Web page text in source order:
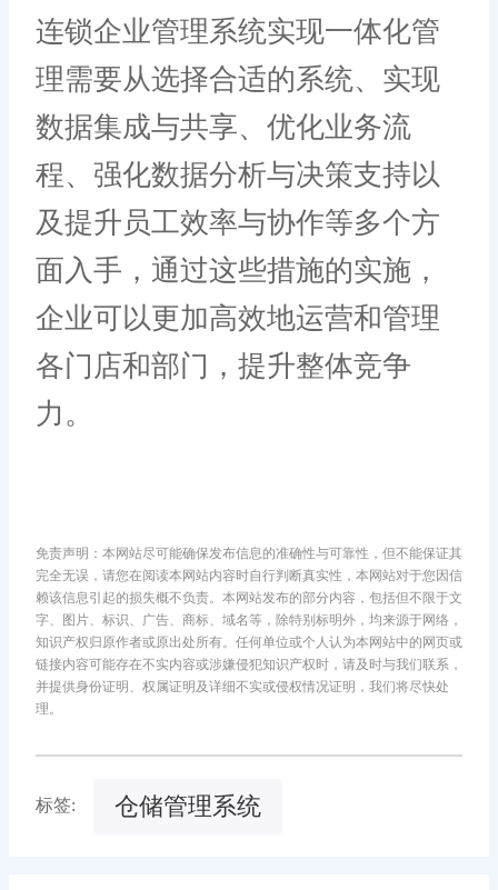
连锁企业管理系统实现一体化管
理需要从选择合适的系统、实现
数据集成与共享、优化业务流
程、强化数据分析与决策支持以
及提升员工效率与协作等多个方
面入手，通过这些措施的实施，
企业可以更加高效地运营和管理
各门店和部门，提升整体竞争
力。
免责声明：本网站尽可能确保发布信息的准确性与可靠性，但不能保证其
完全无误，请您在阅读本网站内容时自行判断真实性，本网站对于您因信
赖该信息引起的损失概不负责。本网站发布的部分内容，包括但不限于文
字、图片、标识、广告、商标、域名等，除特别标明外，均来源于网络，
知识产权归原作者或原出处所有。任何单位或个人认为本网站中的网页或
链接内容可能存在不实内容或涉嫌侵犯知识产权时，请及时与我们联系，
并提供身份证明、权属证明及详细不实或侵权情况证明，我们将尽快处
理。
标签: 仓储管理系统